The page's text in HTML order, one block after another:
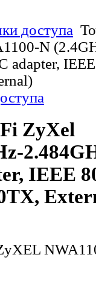
доступа
N
adapter,
ZyXel
IEEE